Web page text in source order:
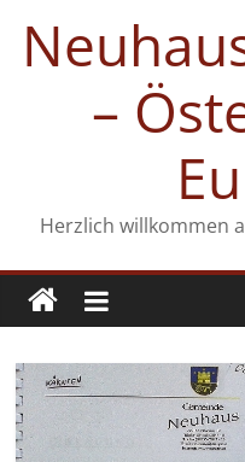
Inhalt
springen –
Herzlich willkommen